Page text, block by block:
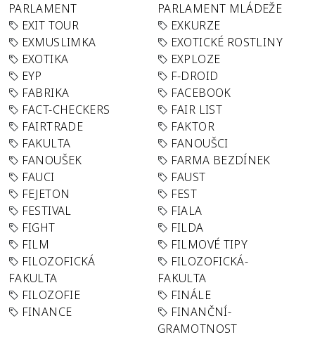
PARLAMENT
PARLAMENT MLÁDEŽE
EXIT TOUR
EXKURZE
EXMUSLIMKA
EXOTICKÉ ROSTLINY
EXOTIKA
EXPLOZE
EYP
F-DROID
FABRIKA
FACEBOOK
FACT-CHECKERS
FAIR LIST
FAIRTRADE
FAKTOR
FAKULTA
FANOUŠCI
FANOUŠEK
FARMA BEZDÍNEK
FAUCI
FAUST
FEJETON
FEST
FESTIVAL
FIALA
FIGHT
FILDA
FILM
FILMOVÉ TIPY
FILOZOFICKÁ
FAKULTA
FILOZOFICKÁ-
FAKULTA
FILOZOFIE
FINÁLE
FINANCE
FINANČNÍ-
GRAMOTNOST